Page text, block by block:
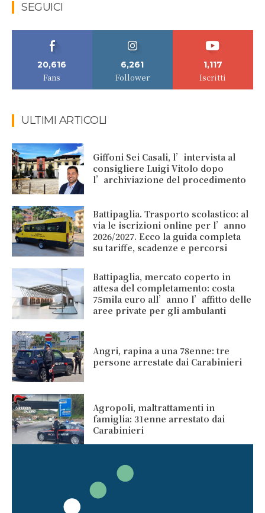
SEGUICI
20,616
Fans
6,261
Follower
1,117
Iscritti
ULTIMI ARTICOLI
Giffoni Sei Casali, l’intervista al
consigliere Luigi Vitolo dopo
l’archiviazione del procedimento
Battipaglia. Trasporto scolastico: al
via le iscrizioni online per l’anno
2026/2027. Ecco la guida completa
su tariffe, scadenze e percorsi
Battipaglia, mercato coperto in
attesa del completamento: costa
75mila euro all’anno l’affitto delle
aree private per gli ambulanti
Angri, rapina a una 78enne: tre
persone arrestate dai Carabinieri
Agropoli, maltrattamenti in
famiglia: 31enne arrestato dai
Carabinieri